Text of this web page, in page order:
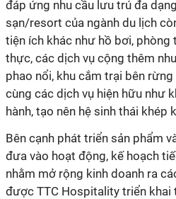
đáp ứng nhu cầu lưu trú đa
sạn/resort của ngành du lịch
tiện ích khác như hồ bơi, phòng
thực, các dịch vụ cộng thêm
phao nổi, khu cắm trại bên
cùng các dịch vụ hiện hữu như
hành, tạo nên hệ sinh thái khép
Bên cạnh phát triển sản phẩm
đưa vào hoạt động, kế hoạch
nhằm mở rộng kinh doanh ra
được TTC Hospitality triển khai